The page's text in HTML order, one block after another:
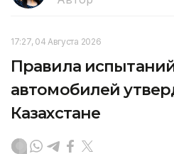
17:27, 04 Августа 2026
Правила
автомобилей
Казахстане